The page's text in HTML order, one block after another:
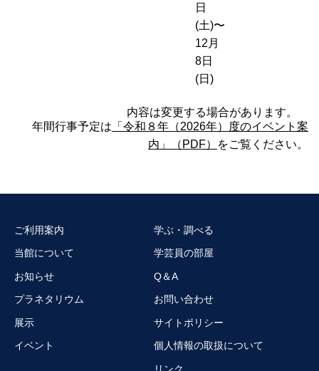
日
(土)〜
12月
8日
(日)
内容は変更する場合があります。
年間行事予定は 「令和８年（2026年）度のイベント案
内」（PDF）
をご覧ください。
ご利用案内
当館について
お知らせ
プラネタリウム
展示
イベント
学ぶ・調べる
学芸員の部屋
Q＆A
お問い合わせ
サイトポリシー
個人情報の取扱について